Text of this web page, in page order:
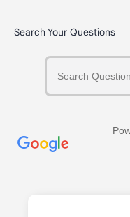
Search Your Questions